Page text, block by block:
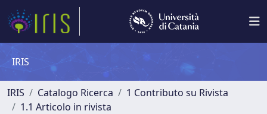
IRIS
IRIS Catalogo Ricerca
1 Contributo su Rivista
1.1 Articolo in rivista